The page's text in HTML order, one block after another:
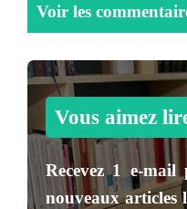
Voir les
Vous aimez
Recevez1 e-mail
nouveaux articles